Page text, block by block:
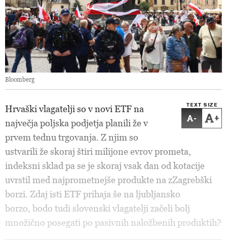
Bloomberg
TEXT SIZE
- +
Hrvaški vlagatelji so v novi ETF na
največja poljska podjetja planili že v
prvem tednu trgovanja. Z njim so
ustvarili že skoraj štiri milijone evrov prometa,
indeksni sklad pa se je skoraj vsak dan od kotacije
uvrstil med najprometnejše produkte na zZagrebški
borzi. Zdaj isti ETF prihaja še na ljubljansko
borzo, bodo tudi slovenski vlagatelji začeli bolj
množično posegati po pasivnih naložbenih produktih?